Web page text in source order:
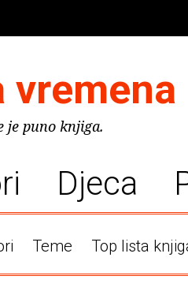
vremena
je puno knjiga.
Djeca
Teme Top lista